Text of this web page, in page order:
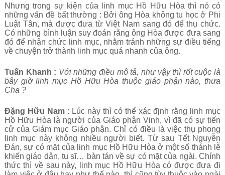
Nhưng trong sự kiện của linh mục Hồ Hữu Hòa thì nó có
những vấn đề bất thường : Bởi ông Hòa không tu học ở Phi
Luật Tân, mà được đưa từ Việt Nam sang đó để thụ chức.
Có những bình luận suy đoán rằng ông Hòa được đưa sang
đó để nhận chức linh mục, nhằm tránh những sự điều tiếng
về chuyện trở thành linh mục quá nhanh của ông.
Tuấn Khanh : Với những điều mô tả, như vậy thì rốt cuộc là
bây giờ linh mục Hồ Hữu Hòa thuộc giáo phận nào, thưa
Cha ?
Đặng Hữu Nam : Lúc này thì có thể xác định rằng linh mục
Hồ Hữu Hòa là người của Giáo phận Vinh, vì đã có sự tiến
cử của Giám mục Giáo phận. Chỉ có điều là việc thụ phong
linh mục này không nhiều người biết. Từ sau Tết Nguyễn
Đán, sự có mặt của linh mục Hồ Hữu Hòa ở một số thánh lễ
khiến giáo dân, tu sĩ… bàn tán về sự có mặt của ngài. Chính
thức thì về sau này, linh mục Hồ Hữu Hòa có được đưa đi